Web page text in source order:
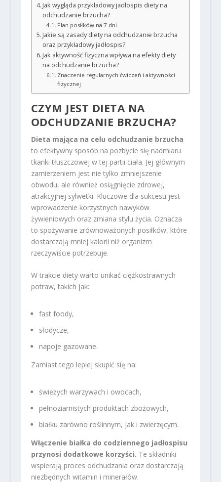
Jak wygląda przykładowy jadłospis diety na
odchudzanie brzucha?
Plan posiłków na 7 dni
Jakie są zasady diety na odchudzanie brzucha
oraz przykładowy jadłospis?
Jak aktywność fizyczna wpływa na efekty diety
na odchudzanie brzucha?
Znaczenie regularnych ćwiczeń i aktywności
fizycznej
CZYM JEST DIETA NA
ODCHUDZANIE BRZUCHA?
Dieta mająca na celu odchudzanie brzucha
to efektywny sposób na pozbycie się nadmiaru
tkanki tłuszczowej w tej partii ciała. Jej głównym
zamierzeniem jest nie tylko zmniejszenie
obwodu, ale również osiągnięcie zdrowej,
atrakcyjnej sylwetki. Kluczowe dla sukcesu jest
wprowadzenie korzystnych nawyków
żywieniowych oraz zmiana stylu życia. Oznacza
to spożywanie zrównoważonych posiłków, które
dostarczają mniej kalorii niż organizm
rzeczywiście potrzebuje.
W trakcie diety warto unikać ciężkostrawnych
potraw, takich jak:
fast foody,
słodycze,
napoje gazowane.
Zamiast tego lepiej skupić się na:
świeżych warzywach i owocach,
pełnoziarnistych produktach zbożowych,
białku zarówno roślinnym, jak i zwierzęcym.
Włączenie białka do codziennego jadłospisu
przynosi dodatkowe korzyści. Te składniki
wspierają proces odchudzania oraz dostarczają
niezbędnych witamin i minerałów.